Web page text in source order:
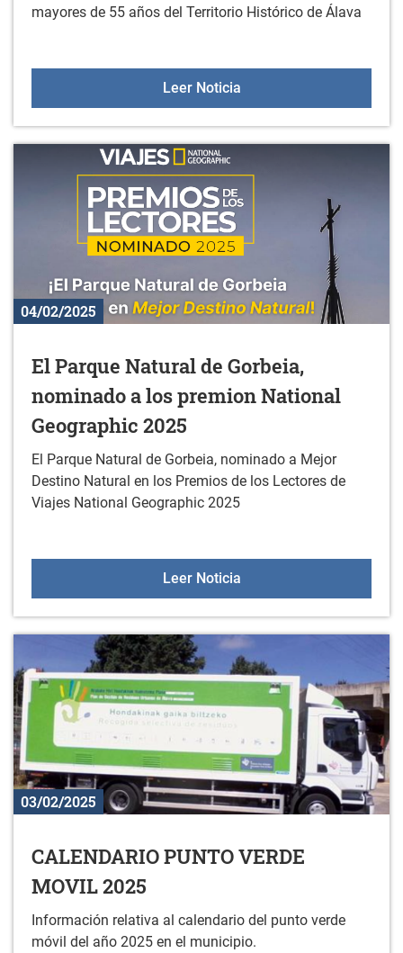
mayores de 55 años del Territorio Histórico de Álava
Leer NoticiaVuelve el programa
04/02/2025
El Parque Natural de Gorbeia,
nominado a los premion National
Geographic 2025
El Parque Natural de Gorbeia, nominado a Mejor
Destino Natural en los Premios de los Lectores de
Viajes National Geographic 2025
Leer NoticiaEl Parque Natural de
03/02/2025
CALENDARIO PUNTO VERDE
MOVIL 2025
Información relativa al calendario del punto verde
móvil del año 2025 en el municipio.